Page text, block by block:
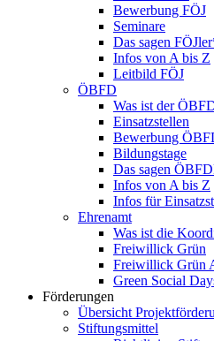
Bewerbung FÖJ
Seminare
Das sagen
Infos von A bis Z
Leitbild FÖJ
ÖBFD
Was ist der
Einsatzstellen
Bewerbung
Bildungstage
Das sagen
Infos von A bis Z
Infos für
Ehrenamt
Was ist die
Freiwillick Grün
Freiwillick Grün
Green Social
Förderungen
Übersicht
Stiftungsmittel